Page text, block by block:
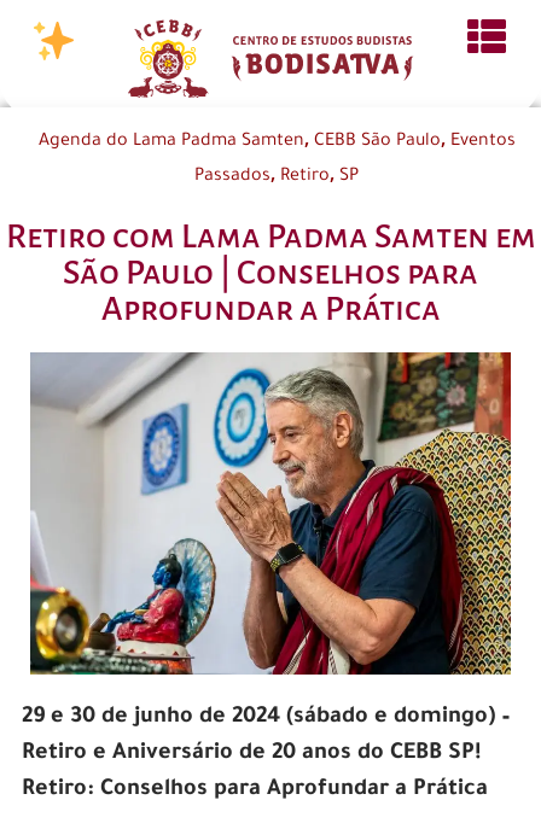
Agenda do Lama Padma Samten, CEBB São Paulo, Eventos
Passados, Retiro, SP
Retiro com Lama Padma Samten em
São Paulo | Conselhos para
Aprofundar a Prática
29 e 30 de junho de 2024 (sábado e domingo) –
Retiro e Aniversário de 20 anos do CEBB SP!
Retiro: Conselhos para Aprofundar a Prática